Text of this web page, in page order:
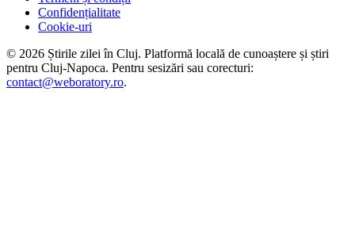
Confidențialitate
Cookie-uri
© 2026 Știrile zilei în Cluj. Platformă locală de cunoaștere și știri
pentru Cluj-Napoca. Pentru sesizări sau corecturi:
contact@weboratory.ro.